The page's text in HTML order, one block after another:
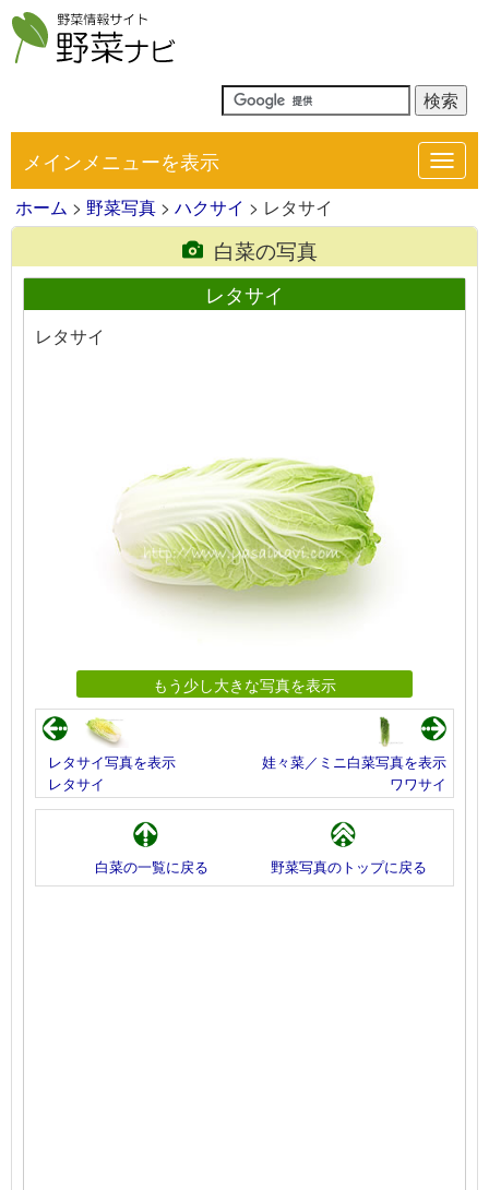
メインメニューを表示
ホーム > 野菜写真 > ハクサイ > レタサイ
白菜の写真
レタサイ
レタサイ
もう少し大きな写真を表示
レタサイ写真を表示
レタサイ
娃々菜／ミニ白菜写真を表示
ワワサイ
白菜の一覧に戻る 野菜写真のトップに戻る